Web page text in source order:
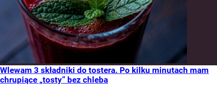
Wlewam 3 składniki do tostera. Po kilku minutach mam
chrupiące „tosty” bez chleba